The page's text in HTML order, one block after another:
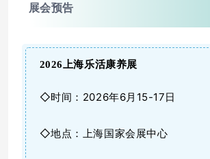
展会预告
2026上海乐活康养展
◇时间：2026年6月15-17日
◇地点：上海国家会展中心